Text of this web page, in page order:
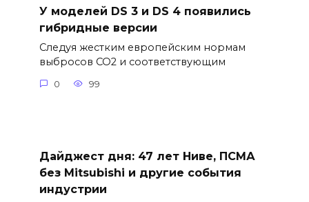
У моделей DS 3 и DS 4 появились
гибридные версии
Следуя жестким европейским нормам
выбросов CO2 и соответствующим
0 99
Дайджест дня: 47 лет Ниве, ПСМА
без Mitsubishi и другие события
индустрии